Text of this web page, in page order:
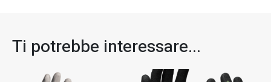
Ti potrebbe interessare...​